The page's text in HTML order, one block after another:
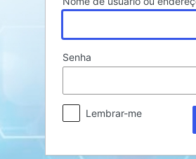
Senha
Lembrar-me